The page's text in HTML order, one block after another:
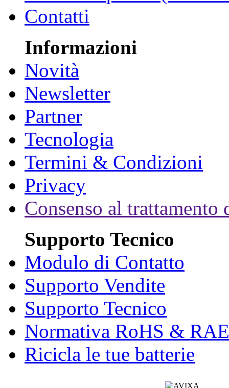
Contatti
Informazioni
Novità
Newsletter
Partner
Tecnologia
Termini & Condizioni
Privacy
Consenso al trattamento
Supporto Tecnico
Modulo di Contatto
Supporto Vendite
Supporto Tecnico
Normativa RoHS &
Ricicla le tue batterie